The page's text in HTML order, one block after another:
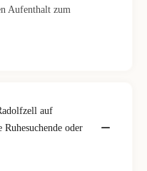
Aufenthalt zum
auf
oder